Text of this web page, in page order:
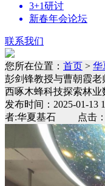
3+1研讨
新春年会论坛
联系我们
您所在位置： 首页 > 华
彭剑锋教授与曹朝霞
西啄木蜂科技探索林业
发布时间：2025-
者:华夏基石 点击